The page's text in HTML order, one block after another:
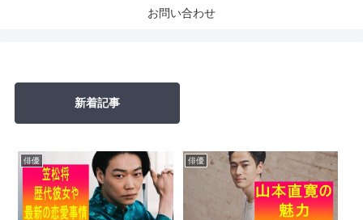
お問い合わせ
新着記事
俳優 俳優